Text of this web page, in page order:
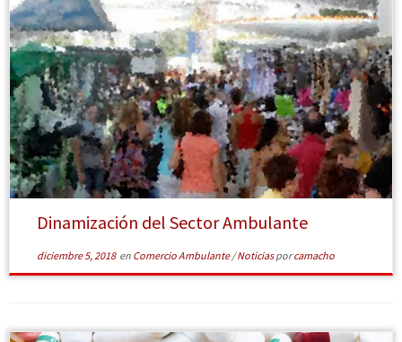
[Leer más]
Dinamización del Sector Ambulante
diciembre 5, 2018en Comercio Ambulante/Noticiasporcamacho